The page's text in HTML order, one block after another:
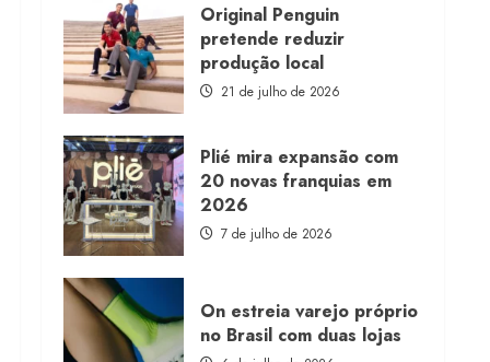
Original Penguin
pretende reduzir
produção local
21 de julho de 2026
Plié mira expansão com
20 novas franquias em
2026
7 de julho de 2026
On estreia varejo próprio
no Brasil com duas lojas